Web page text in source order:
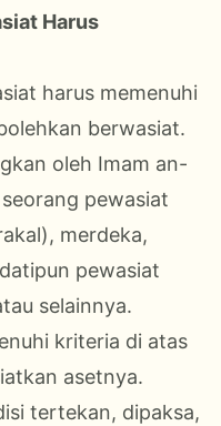
Harus
harus memenuhi
berwasiat.
oleh Imam an-
pewasiat
merdeka,
pewasiat
selainnya.
kriteria di atas
asetnya.
tertekan, dipaksa,